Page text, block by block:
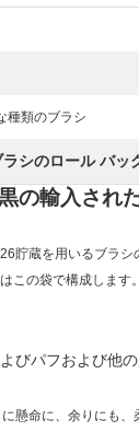
種類のブラシ
シのロール バッ
の輸入され
貯蔵を用いるブラ
この袋で構成しま
びパフおよび他
懸命に、余りにも、